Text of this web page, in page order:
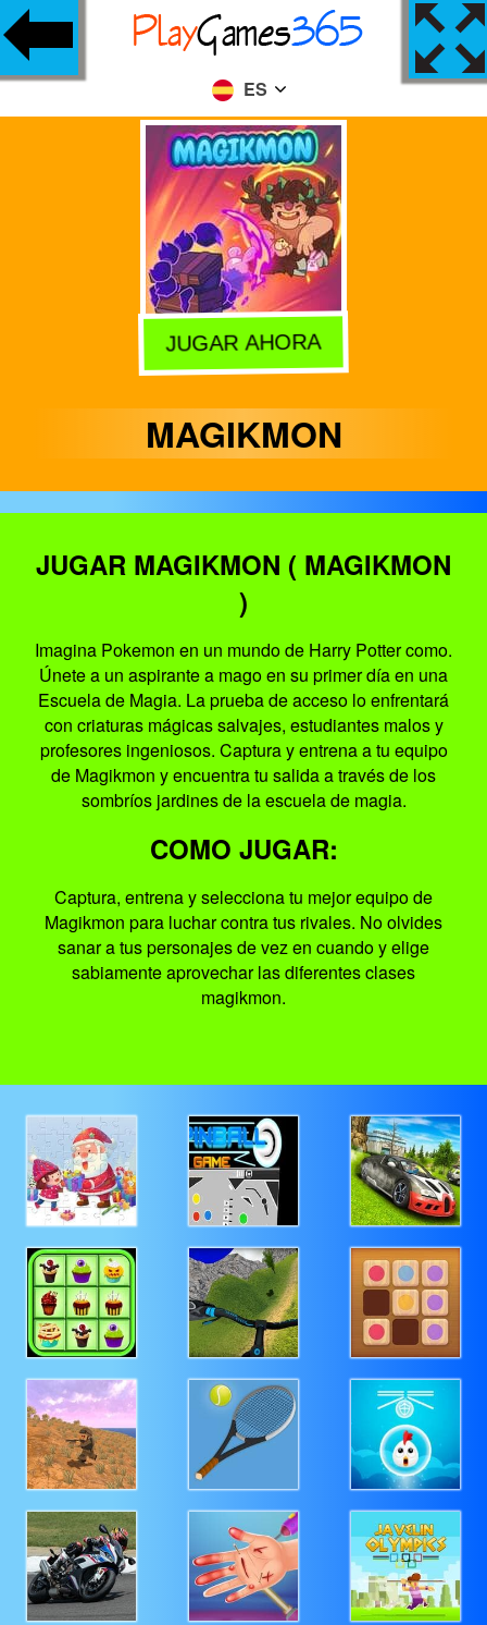
ES
JUGAR AHORA
MAGIKMON
JUGAR MAGIKMON ( MAGIKMON
)
Imagina Pokemon en un mundo de Harry Potter como.
Únete a un aspirante a mago en su primer día en una
Escuela de Magia. La prueba de acceso lo enfrentará
con criaturas mágicas salvajes, estudiantes malos y
profesores ingeniosos. Captura y entrena a tu equipo
de Magikmon y encuentra tu salida a través de los
sombríos jardines de la escuela de magia.
COMO JUGAR:
Captura, entrena y selecciona tu mejor equipo de
Magikmon para luchar contra tus rivales. No olvides
sanar a tus personajes de vez en cuando y elige
sabiamente aprovechar las diferentes clases
magikmon.